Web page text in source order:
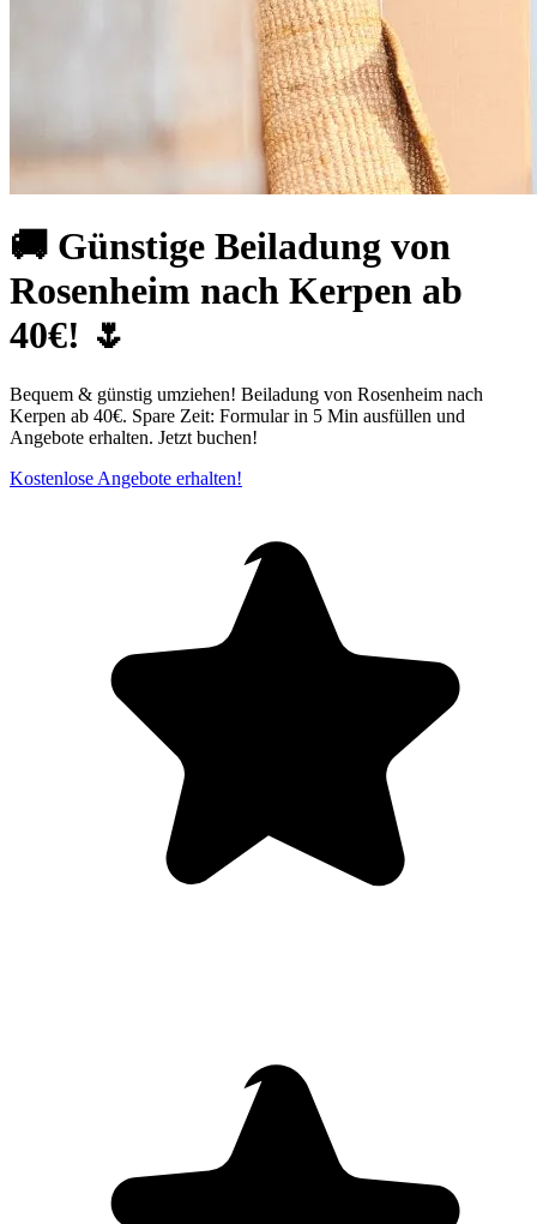
🚚 Günstige Beiladung von
Rosenheim nach Kerpen ab
40€! 🌷
Bequem & günstig umziehen! Beiladung von Rosenheim nach
Kerpen ab 40€. Spare Zeit: Formular in 5 Min ausfüllen und
Angebote erhalten. Jetzt buchen!
Kostenlose Angebote erhalten!